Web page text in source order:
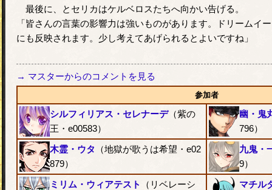
最後に、とセリカはケルベロスたちへ向かい告げる。
「皆さんの言葉の影響力は強いものがあります。ドリームイ
にも反映されます。少し考えてあげられるとよいですね」
→ マスターからのコメントを見る
参加者
シルフィリアス・セレナーデ（紫の
王・e00583）
幽・鬼
796）
木霊・ウタ
（地獄が歌うは希望・e02
879）
九鬼・
9）
ミリム・ウィアテスト
（リベレーシ
マチル